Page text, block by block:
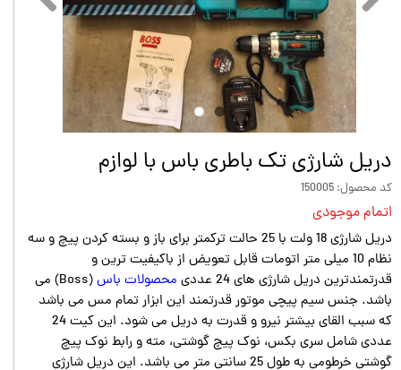
دریل شارژی تک باطری باس با لوازم
کد محصول: 150005
اتمام موجودی
دریل شارژی 18 ولت با 25 حالت ترکمتر برای باز و بسته کردن پیچ و سه
نظام 10 میلی متر اتومات قابل تعویض از باکیفیت ترین و
قدرتمندترین دریل شارژی های 24 عددی
محصولات باس
(Boss) می
باشد. جنس سیم پیچی موتور قدرتمند این ابزار تمام مس می باشد
که سبب القای بیشتر نیرو و قدرت به دریل می شود. این کیت 24
عددی شامل سری بکس، نوک پیچ گوشتی، مته و رابط نوک پیچ
گوشتی خرطومی به طول 25 سانتی متر می باشد. این دریل شارژی